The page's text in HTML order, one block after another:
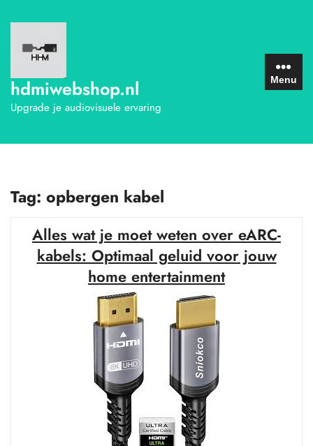
naar
inhoud
hdmiwebshop.nl
Upgrade je audiovisuele ervaring
Menu
Tag: opbergen kabel
Alles wat je moet weten over eARC-
kabels: Optimaal geluid voor jouw
home entertainment